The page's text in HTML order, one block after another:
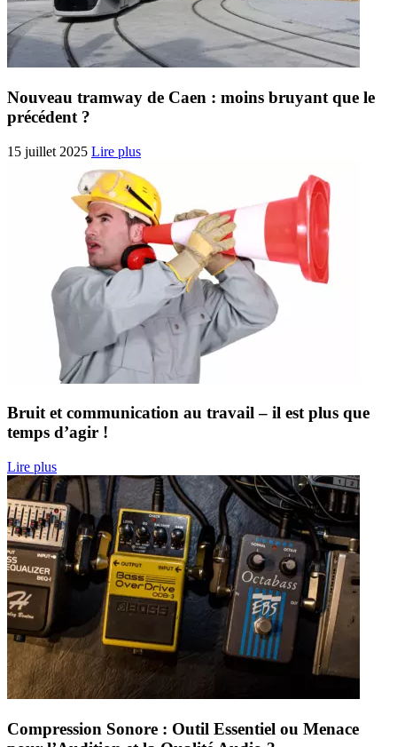
Nouveau tramway de Caen : moins bruyant que le
précédent ?
15 juillet 2025 Lire plus
Bruit et communication au travail – il est plus que
temps d’agir !
Lire plus
Compression Sonore : Outil Essentiel ou Menace